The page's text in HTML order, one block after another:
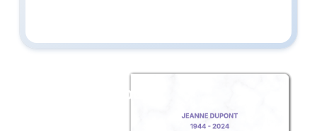
Créez un album